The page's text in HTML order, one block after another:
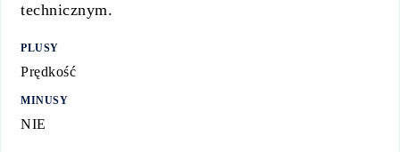
technicznym.
PLUSY
Prędkość
MINUSY
NIE